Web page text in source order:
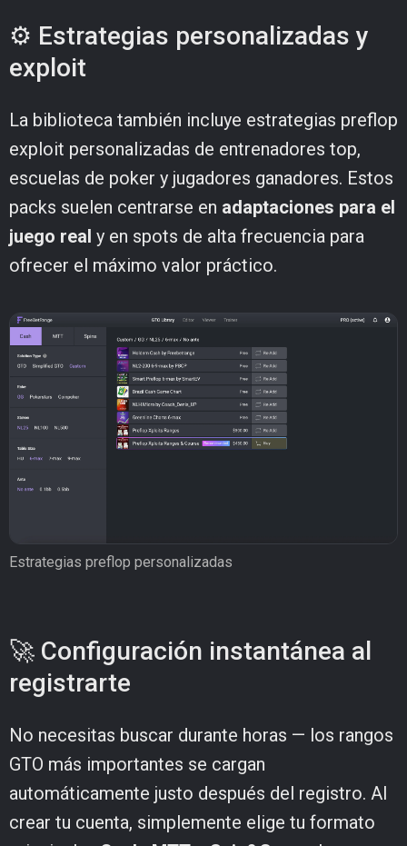
⚙️ Estrategias personalizadas y
exploit
La biblioteca también incluye estrategias preflop
exploit personalizadas de entrenadores top,
escuelas de poker y jugadores ganadores. Estos
packs suelen centrarse en adaptaciones para el
juego real y en spots de alta frecuencia para
ofrecer el máximo valor práctico.
Estrategias preflop personalizadas
🚀 Configuración instantánea al
registrarte
No necesitas buscar durante horas — los rangos
GTO más importantes se cargan
automáticamente justo después del registro. Al
crear tu cuenta, simplemente elige tu formato